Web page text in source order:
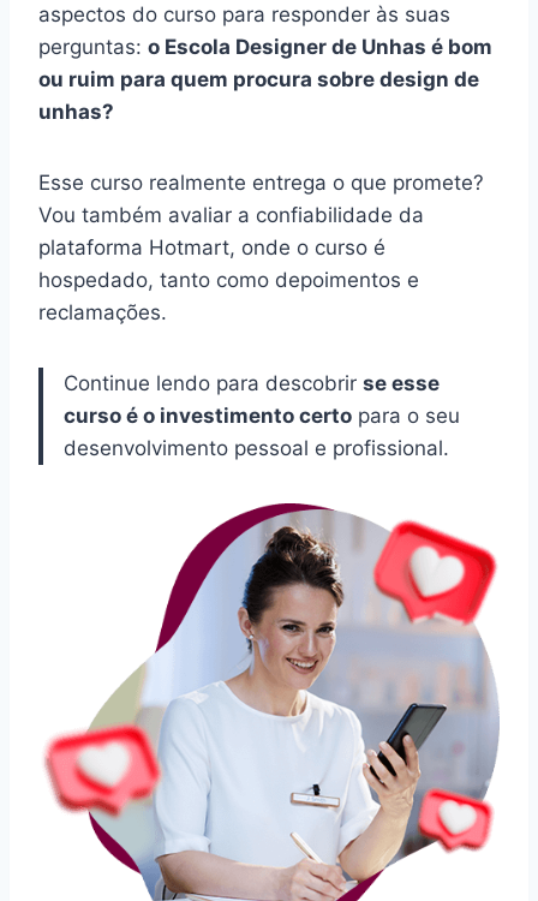
aspectos do curso para responder às suas
perguntas: o Escola Designer de Unhas é bom
ou ruim para quem procura sobre design de
unhas?
Esse curso realmente entrega o que promete?
Vou também avaliar a confiabilidade da
plataforma Hotmart, onde o curso é
hospedado, tanto como depoimentos e
reclamações.
Continue lendo para descobrir se esse
curso é o investimento certo para o seu
desenvolvimento pessoal e profissional.